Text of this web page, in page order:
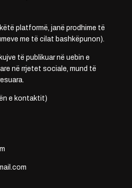
platformë, janë prodhime të
me të cilat bashkëpunon).
të publikuar në uebin e
në rrjetet sociale, mund të
e kontaktit)